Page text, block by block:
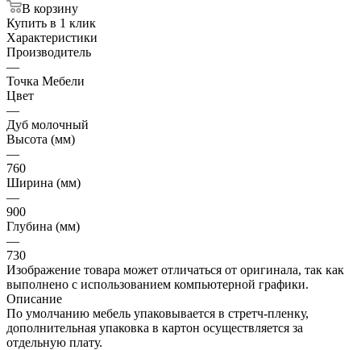
В корзину
Купить в 1 клик
Характеристики
Производитель
—
Точка Мебели
Цвет
—
Дуб молочный
Высота (мм)
—
760
Ширина (мм)
—
900
Глубина (мм)
—
730
Изображение товара может отличаться от оригинала, так как
выполнено с использованием компьютерной графики.
Описание
По умолчанию мебель упаковывается в стретч-пленку,
дополнительная упаковка в картон осуществляется за
отдельную плату.